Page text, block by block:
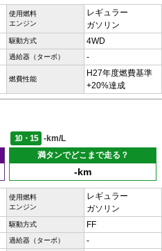
使用燃料
エンジン
レギュラー
ガソリン
駆動方式 4WD
過給器（ターボ） -
燃費性能
H27年度燃費基準
+20%達成
10・15
-km/L
満タンでどこまで走る？
-km
使用燃料
エンジン
レギュラー
ガソリン
駆動方式 FF
過給器（ターボ） -